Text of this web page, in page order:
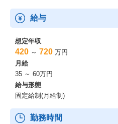
■富山に住みながら、都市部と変
れる／業界を代表するリーディン
貢献できる
チーム・クライアントに対する提
たエンジニアリングを推進できる
チームや個人のOKRによる目標設
れる
リモートワーク／フレックスタイ
できる
■同社はカルチャーを何よりも大
その中心に掲げるのは『HRT+Joy
給与
想定年収
420 ～ 720 万円
月給
35 ～ 60万円
給与形態
固定給制(月給制)
勤務時間